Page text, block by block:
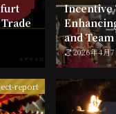
Incentive
and
2026年4月7
report